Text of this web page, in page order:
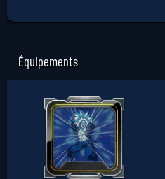
Équipements